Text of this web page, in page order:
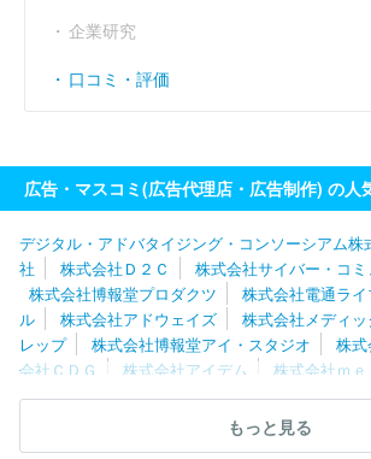
企業研究
口コミ・評価
広告・マスコミ(広告代理店・広告制作) の人
デジタル・アドバタイジング・コンソーシアム株
社
株式会社Ｄ２Ｃ
株式会社サイバー・コ
株式会社博報堂プロダクツ
株式会社電通ラ
ル
株式会社アドウェイズ 株式会社メディッ
レップ
株式会社博報堂アイ・スタジオ 株
会社ＣＤＧ
株式会社アイデム 株式会社ｍｅ
新東通信
株式会社読売広告社 株式会社エ
株式会社サニーサイドアップグループ
ァ
もっと見る